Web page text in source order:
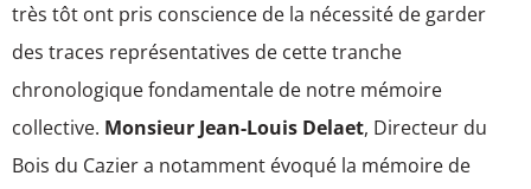
très tôt ont pris conscience de la nécessité de garder
des traces représentatives de cette tranche
chronologique fondamentale de notre mémoire
collective. Monsieur Jean-Louis Delaet, Directeur du
Bois du Cazier a notamment évoqué la mémoire de